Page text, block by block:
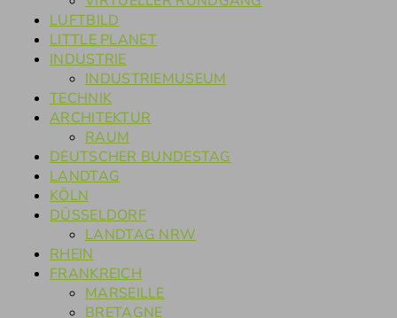
LUFTBILD
LITTLE PLANET
INDUSTRIE
INDUSTRIEMUSEUM
TECHNIK
ARCHITEKTUR
RAUM
DEUTSCHER BUNDESTAG
LANDTAG
KÖLN
DÜSSELDORF
LANDTAG NRW
RHEIN
FRANKREICH
MARSEILLE
BRETAGNE